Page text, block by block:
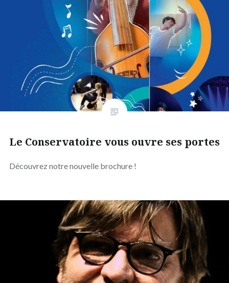
Le Conservatoire vous ouvre ses portes
Découvrez notre nouvelle brochure !